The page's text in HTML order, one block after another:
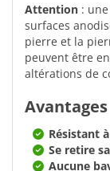
Attention :
surfaces
pierre et la
peuvent être
altérations de
Avantages
Résistant à
Se retire
Aucune